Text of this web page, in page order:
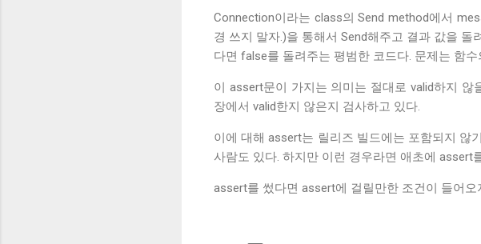
Connection이라는 class의 Send method에서
경 쓰지 말자.)을 통해서 Send해주고 결과 값을
다면 false를 돌려주는 평범한 코드다. 문제는 함
이 assert문이 가지는 의미는 절대로 valid하지
장에서 valid한지 않은지 검사하고 있다.
이에 대해 assert는 릴리즈 빌드에는 포함되지 않
사람도 있다. 하지만 이런 경우라면 애초에 assert
assert를 썼다면 assert에 걸릴만한 조건이 들어오